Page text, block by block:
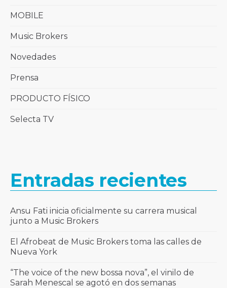
MOBILE
Music Brokers
Novedades
Prensa
PRODUCTO FÍSICO
Selecta TV
Entradas recientes
Ansu Fati inicia oficialmente su carrera musical
junto a Music Brokers
El Afrobeat de Music Brokers toma las calles de
Nueva York
“The voice of the new bossa nova”, el vinilo de
Sarah Menescal se agotó en dos semanas